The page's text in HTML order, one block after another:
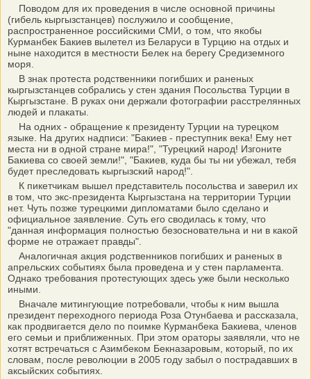
Поводом для их проведения в числе основной причины
(гибель кыргызстанцев) послужило и сообщение,
распространенное российскими СМИ, о том, что якобы
Курманбек Бакиев вылетел из Беларуси в Турцию на отдых и
ныне находится в местности Белек на берегу Средиземного
моря.
В знак протеста родственники погибших и раненых
кыргызстанцев собрались у стен здания Посольства Турции в
Кыргызстане. В руках они держали фотографии расстрелянных
людей и плакаты.
На одних - обращение к президенту Турции на турецком
языке. На других надписи: "Бакиев - преступник века! Ему нет
места ни в одной стране мира!", "Турецкий народ! Изгоните
Бакиева со своей земли!", "Бакиев, куда бы ты ни убежал, тебя
будет преследовать кыргызский народ!".
К пикетчикам вышел представитель посольства и заверил их
в том, что экс-президента Кыргызстана на территории Турции
нет. Чуть позже турецкими дипломатами было сделано и
официальное заявление. Суть его сводилась к тому, что
"данная информация полностью безосновательна и ни в какой
форме не отражает правды".
Аналогичная акция родственников погибших и раненых в
апрельских событиях была проведена и у стен парламента.
Однако требования протестующих здесь уже были несколько
иными.
Вначале митингующие потребовали, чтобы к ним вышла
президент переходного периода Роза Отунбаева и рассказала,
как продвигается дело по поимке Курманбека Бакиева, членов
его семьи и приближенных. При этом ораторы заявляли, что не
хотят встречаться с Азимбеком Бекназаровым, который, по их
словам, после революции в 2005 году забыл о пострадавших в
аксыйских событиях.